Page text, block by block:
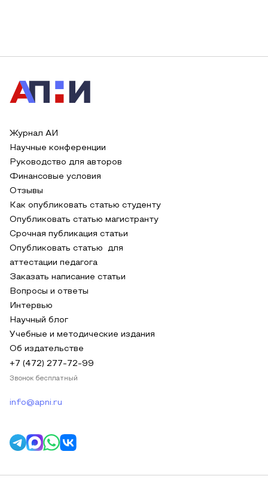
Журнал АИ
Научные конференции
Руководство для авторов
Финансовые условия
Отзывы
Как опубликовать статью студенту
Опубликовать статью магистранту
Срочная публикация статьи
Опубликовать статью для
аттестации педагога
Заказать написание статьи
Вопросы и ответы
Интервью
Научный блог
Учебные и методические издания
Об издательстве
+7 (472) 277-72-99
Звонок бесплатный
info@apni.ru